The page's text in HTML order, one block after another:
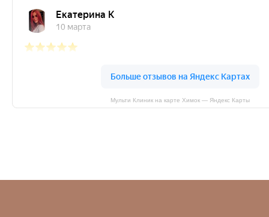
Мульти Клиник на карте Химок — Яндекс Карты